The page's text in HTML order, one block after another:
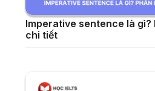
Imperative sentence là gì?
chi tiết